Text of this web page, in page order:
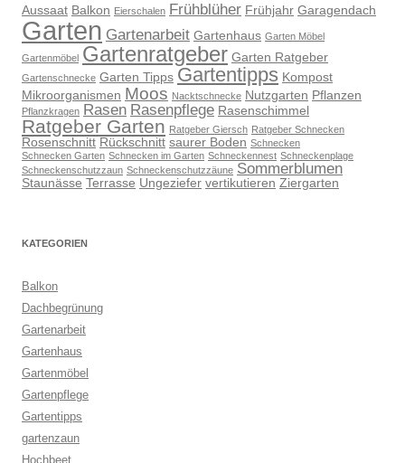
Aussaat Balkon Eierschalen Frühblüher Frühjahr Garagendach
Garten Gartenarbeit Gartenhaus Garten Möbel
Gartenmöbel Gartenratgeber Garten Ratgeber
Gartenschnecke Garten Tipps Gartentipps Kompost
Mikroorganismen Moos Nacktschnecke Nutzgarten Pflanzen
Pflanzkragen Rasen Rasenpflege Rasenschimmel
Ratgeber Garten Ratgeber Giersch Ratgeber Schnecken
Rosenschnitt Rückschnitt saurer Boden Schnecken
Schnecken Garten Schnecken im Garten Schneckennest Schneckenplage
Schneckenschutzzaun Schneckenschutzzäune Sommerblumen
Staunässe Terrasse Ungeziefer vertikutieren Ziergarten
KATEGORIEN
Balkon
Dachbegrünung
Gartenarbeit
Gartenhaus
Gartenmöbel
Gartenpflege
Gartentipps
gartenzaun
Hochbeet